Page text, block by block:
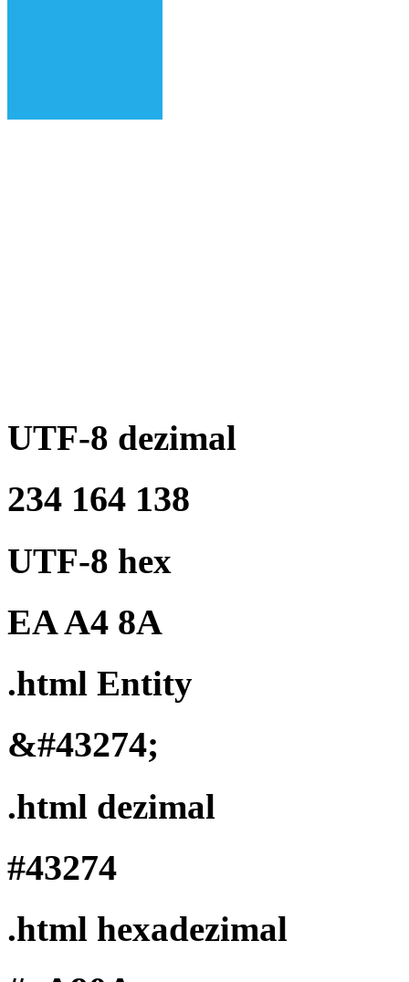
UTF-8 dezimal
234 164 138
UTF-8 hex
EA A4 8A
.html Entity
&#43274;
.html dezimal
#43274
.html hexadezimal